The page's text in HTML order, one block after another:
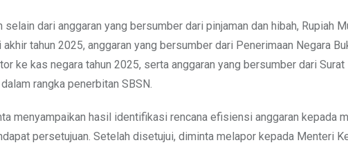
dari anggaran yang bersumber dari pinjaman dan hibah, Rupiah
tahun 2025, anggaran yang bersumber dari Penerimaan Negara
ke kas negara tahun 2025, serta anggaran yang bersumber dari Surat
rangka penerbitan SBSN.
menyampaikan hasil identifikasi rencana efisiensi anggaran kepada
persetujuan. Setelah disetujui, diminta melapor kepada Menteri